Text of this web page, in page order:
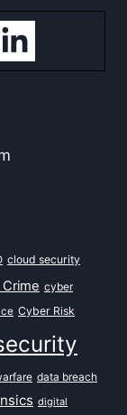
cloud security
cyber
Cyber Risk
data breach
digital